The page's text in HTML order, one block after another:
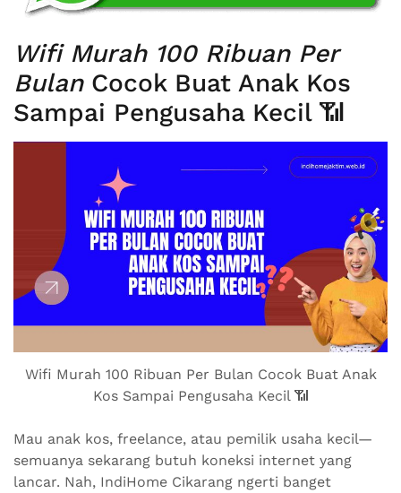
Wifi Murah 100 Ribuan Per
BulanCocok Buat Anak Kos
Sampai Pengusaha Kecil 📶
Wifi Murah 100 Ribuan Per Bulan Cocok Buat Anak
Kos Sampai Pengusaha Kecil 📶
Mau anak kos, freelance, atau pemilik usaha kecil—
semuanya sekarang butuh koneksi internet yang
lancar. Nah, IndiHome Cikarang ngerti banget